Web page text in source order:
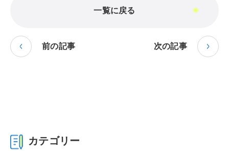
カテゴリー
前の記事
一覧に戻る
次の記事